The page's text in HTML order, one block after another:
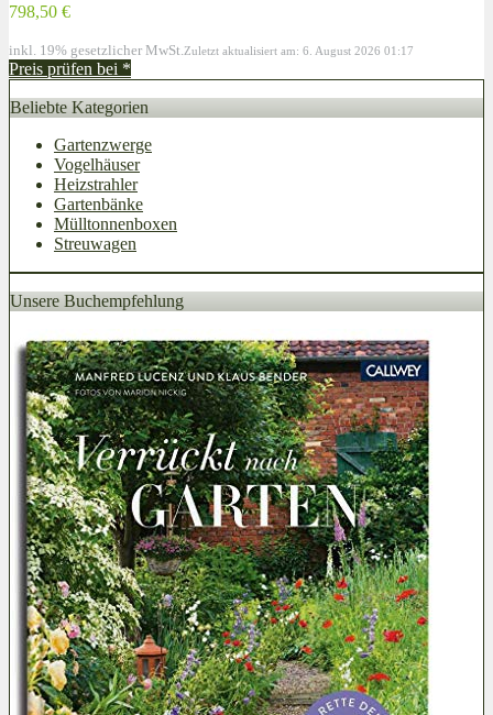
798,50 €
inkl. 19% gesetzlicher MwSt. Zuletzt aktualisiert am: 6. August 2026 01:17
Preis prüfen bei *
Beliebte Kategorien
Gartenzwerge
Vogelhäuser
Heizstrahler
Gartenbänke
Mülltonnenboxen
Streuwagen
Unsere Buchempfehlung